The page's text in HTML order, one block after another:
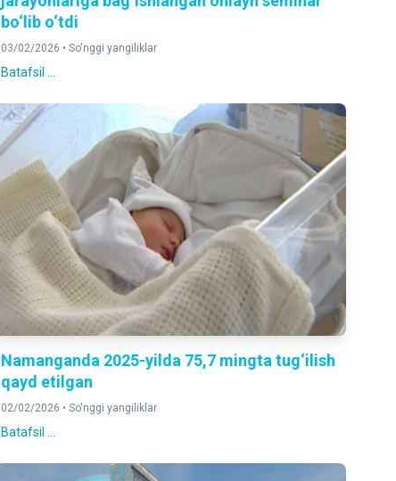
bo‘lib o‘tdi
03/02/2026 •So'nggi yangiliklar
Batafsil ...
Namanganda 2025-yilda 75,7 mingta tug‘ilish
qayd etilgan
02/02/2026 •So'nggi yangiliklar
Batafsil ...